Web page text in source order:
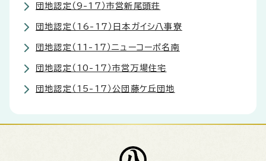
団地認定（9-17）市営新尾頭荘
団地認定（16-17）日本ガイシ八事寮
団地認定（11-17）ニューコーポ名南
団地認定（10-17）市営万場住宅
団地認定（15-17）公団藤ケ丘団地